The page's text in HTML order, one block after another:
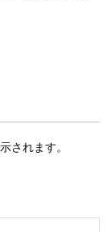
されます。